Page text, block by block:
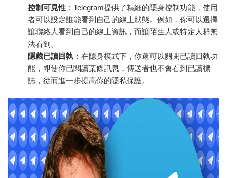
控制可見性 ：Telegram提供了精細的隱身控制功能，使用
者可以設定誰能看到自己的線上狀態。例如，你可以選擇
讓聯絡人看到自己的線上資訊，而讓陌生人或特定人群無
法看到。
隱藏已讀回執 ：在隱身模式下，你還可以關閉已讀回執功
能，即使你已閱讀某條訊息，傳送者也不會看到已讀標
誌，從而進一步提高你的隱私保護。